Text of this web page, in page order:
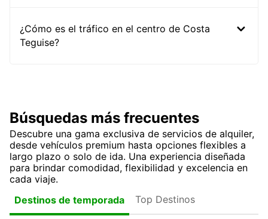
¿Cómo es el tráfico en el centro de Costa
Teguise?
Búsquedas más frecuentes
Descubre una gama exclusiva de servicios de alquiler,
desde vehículos premium hasta opciones flexibles a
largo plazo o solo de ida. Una experiencia diseñada
para brindar comodidad, flexibilidad y excelencia en
cada viaje.
Destinos de temporada
Top Destinos